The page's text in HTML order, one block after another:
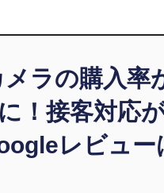
メラの購入率
！接客対応
レビュー